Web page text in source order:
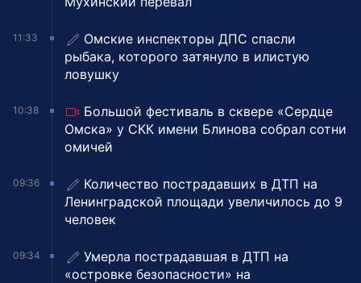
11:33
Омские инспекторы ДПС спасли
рыбака, которого затянуло в илистую
ловушку
10:38
Большой фестиваль в сквере «Сердце
Омска» у СКК имени Блинова собрал сотни
омичей
09:36
Количество пострадавших в ДТП на
Ленинградской площади увеличилось до 9
человек
09:34
Умерла пострадавшая в ДТП на
«островке безопасности» на